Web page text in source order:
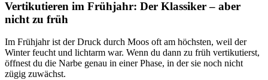
Vertikutieren im Frühjahr: Der Klassiker – aber
nicht zu früh
Im Frühjahr ist der Druck durch Moos oft am höchsten, weil der
Winter feucht und lichtarm war. Wenn du dann zu früh vertikutierst,
öffnest du die Narbe genau in einer Phase, in der sie noch nicht
zügig zuwächst.